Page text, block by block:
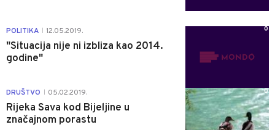
POLITIKA 12.05.2019.
"Situacija nije ni izbliza kao 2014.
godine"
0
DRUŠTVO 05.02.2019.
Rijeka Sava kod Bijeljine u
značajnom porastu
0